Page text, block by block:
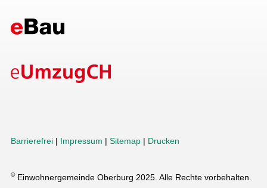
©Einwohnergemeinde Oberburg 2025. Alle Rechte vorbehalten.
Barrierefrei | Impressum | Sitemap | Drucken